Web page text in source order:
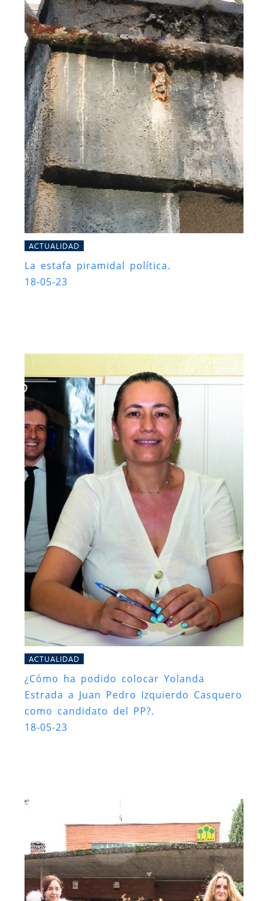
ACTUALIDAD
La estafa piramidal política.
18-05-23
ACTUALIDAD
¿Cómo ha podido colocar Yolanda
Estrada a Juan Pedro Izquierdo Casquero
como candidato del PP?.
18-05-23